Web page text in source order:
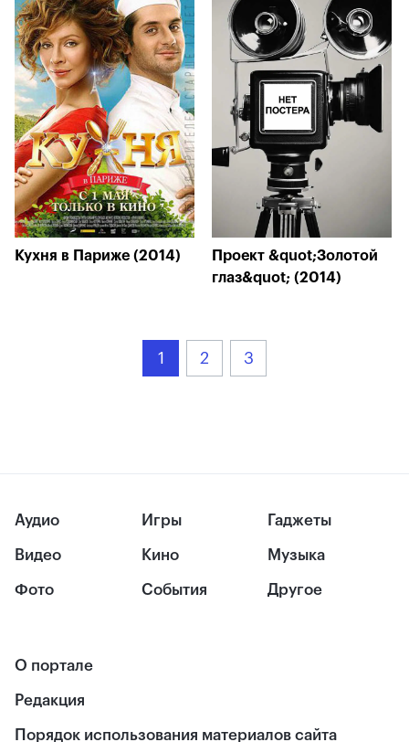
Кухня в Париже (2014)
Проект &quot;Золотой
глаз&quot; (2014)
1 2 3
Аудио
Видео
Фото
Игры
Кино
События
Гаджеты
Музыка
Другое
О портале
Редакция
Порядок использования материалов сайта